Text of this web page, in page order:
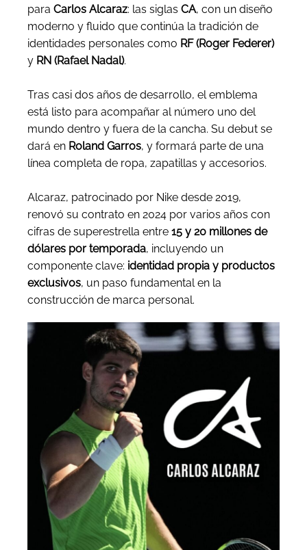
para Carlos Alcaraz: las siglas CA, con un diseño
moderno y fluido que continúa la tradición de
identidades personales como RF (Roger Federer)
y RN (Rafael Nadal).
Tras casi dos años de desarrollo, el emblema
está listo para acompañar al número uno del
mundo dentro y fuera de la cancha. Su debut se
dará en Roland Garros, y formará parte de una
línea completa de ropa, zapatillas y accesorios.
Alcaraz, patrocinado por Nike desde 2019,
renovó su contrato en 2024 por varios años con
cifras de superestrella entre 15 y 20 millones de
dólares por temporada, incluyendo un
componente clave: identidad propia y productos
exclusivos, un paso fundamental en la
construcción de marca personal.